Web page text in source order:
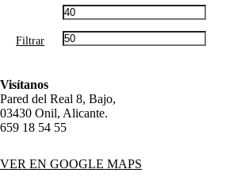
PRECIO
MÍNIMO
Filtrar
Visítanos
Pared del Real 8, Bajo,
03430 Onil, Alicante.
659 18 54 55
VER EN GOOGLE MAPS